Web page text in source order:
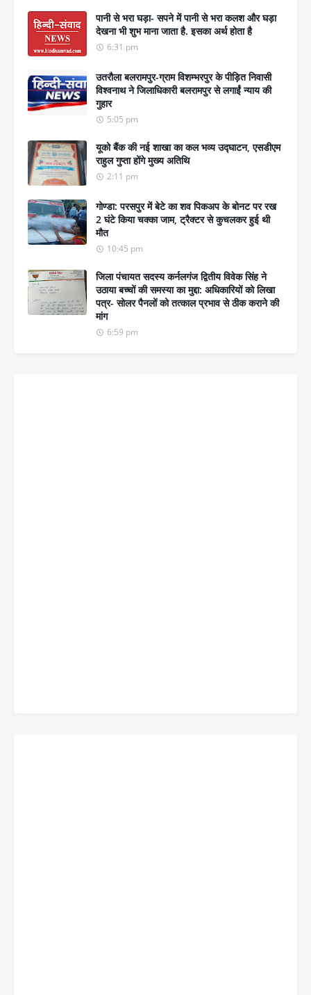
पानी से भरा घड़ा- सपने में पानी से भरा कलश और घड़ा
देखना भी शुभ माना जाता है. इसका अर्थ होता है
6:31 pm
उतरौला बलरामपुर-ग्राम विशम्भरपुर के पीड़ित निवासी
विश्वनाथ ने जिलाधिकारी बलरामपुर से लगाईं न्याय की
गुहार
5:05 pm
यूको बैंक की नई शाखा का कल भव्य उद्घाटन, एसडीएम
राहुल गुप्ता होंगे मुख्य अतिथि
2:11 pm
गोण्डा: परसपुर में बेटे का शव पिकअप के बोनट पर रख
2 घंटे किया चक्का जाम, ट्रैक्टर से कुचलकर हुई थी
मौत
10:45 pm
जिला पंचायत सदस्य कर्नलगंज द्वितीय विवेक सिंह ने
उठाया बच्चों की समस्या का मुद्दा: अधिकारियों को लिखा
पत्र- सोलर पैनलों को तत्काल प्रभाव से ठीक कराने की
मांग
6:59 pm